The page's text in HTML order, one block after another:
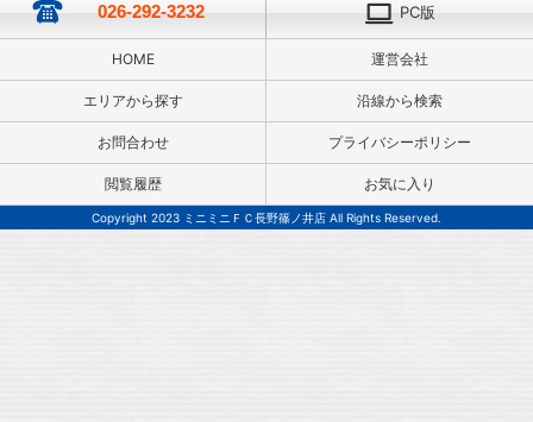
026-292-3232 PC版
HOME 運営会社
エリアから探す 沿線から検索
お問合わせ プライバシーポリシー
閲覧履歴 お気に入り
Copyright 2023 ミニミニＦＣ長野篠ノ井店 All Rights Reserved.